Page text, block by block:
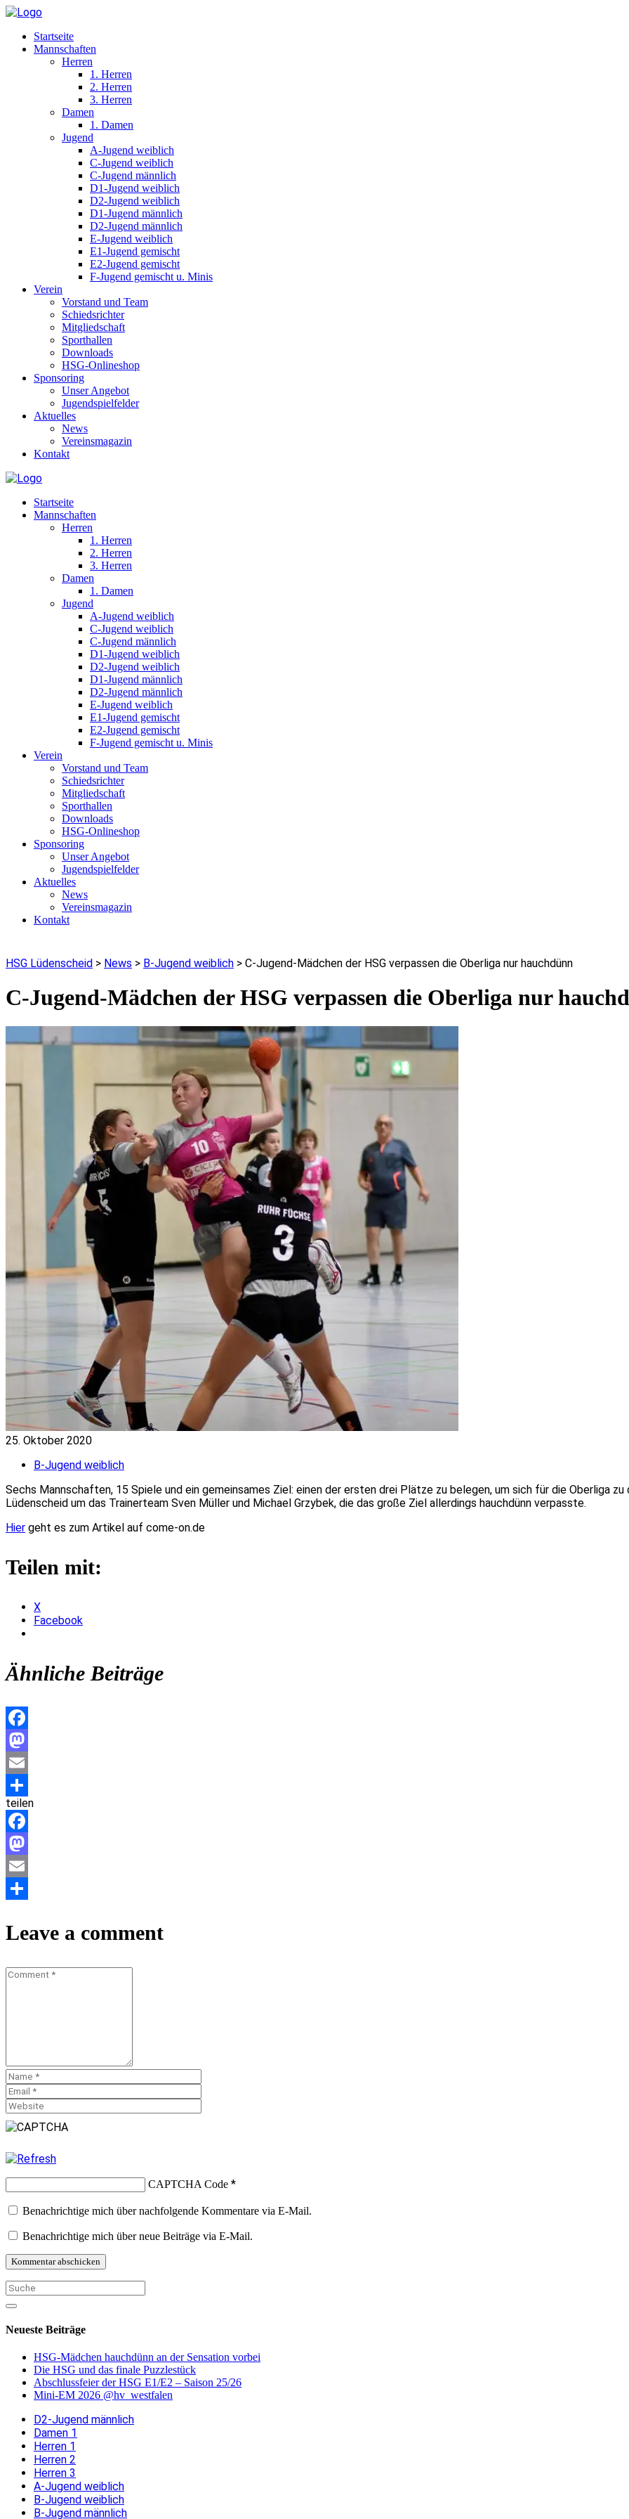
Startseite
Mannschaften
Herren
1. Herren
2. Herren
3. Herren
Damen
1. Damen
Jugend
A-Jugend weiblich
C-Jugend weiblich
C-Jugend männlich
D1-Jugend weiblich
D2-Jugend weiblich
D1-Jugend männlich
D2-Jugend männlich
E-Jugend weiblich
E1-Jugend gemischt
E2-Jugend gemischt
F-Jugend gemischt u. Minis
Verein
Vorstand und Team
Schiedsrichter
Mitgliedschaft
Sporthallen
Downloads
HSG-Onlineshop
Sponsoring
Unser Angebot
Jugendspielfelder
Aktuelles
News
Vereinsmagazin
Kontakt
Startseite
Mannschaften
Herren
1. Herren
2. Herren
3. Herren
Damen
1. Damen
Jugend
A-Jugend weiblich
C-Jugend weiblich
C-Jugend männlich
D1-Jugend weiblich
D2-Jugend weiblich
D1-Jugend männlich
D2-Jugend männlich
E-Jugend weiblich
E1-Jugend gemischt
E2-Jugend gemischt
F-Jugend gemischt u. Minis
Verein
Vorstand und Team
Schiedsrichter
Mitgliedschaft
Sporthallen
Downloads
HSG-Onlineshop
Sponsoring
Unser Angebot
Jugendspielfelder
Aktuelles
News
Vereinsmagazin
Kontakt
HSG Lüdenscheid > News > B-Jugend weiblich > C-Jugend-Mädchen der HSG verpassen die Oberliga nur hauchdünn
C-Jugend-Mädchen der HSG verpassen die Oberliga nur
25. Oktober 2020
B-Jugend weiblich
Sechs Mannschaften, 15 Spiele und ein gemeinsames Ziel: einen der ersten drei Plätze zu belegen, um sich für die Oberliga
Lüdenscheid um das Trainerteam Sven Müller und Michael Grzybek, die das große Ziel allerdings hauchdünn verpasste.
Hier geht es zum Artikel auf come-on.de
Teilen mit:
X
Facebook
Ähnliche Beiträge
Facebook
Mastodon
Email
Teilen
teilen
Facebook
Mastodon
Email
Leave a comment
CAPTCHA Code *
Benachrichtige mich über nachfolgende Kommentare via E-Mail.
Benachrichtige mich über neue Beiträge via E-Mail.
Neueste Beiträge
HSG-Mädchen hauchdünn an der Sensation vorbei
Die HSG und das finale Puzzlestück
Abschlussfeier der HSG E1/E2 – Saison 25/26
Mini-EM 2026 @hv_westfalen
D2-Jugend männlich
Damen 1
Herren 1
Herren 2
Herren 3
A-Jugend weiblich
B-Jugend weiblich
B-Jugend männlich